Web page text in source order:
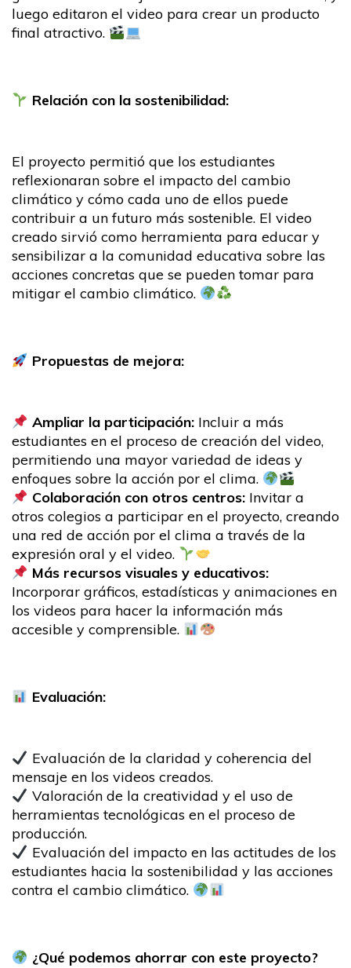
luego editaron el video para crear un producto
final atractivo.
Relación con la sostenibilidad:
El proyecto permitió que los estudiantes
reflexionaran sobre el impacto del cambio
climático y cómo cada uno de ellos puede
contribuir a un futuro más sostenible. El video
creado sirvió como herramienta para educar y
sensibilizar a la comunidad educativa sobre las
acciones concretas que se pueden tomar para
mitigar el cambio climático.
Propuestas de mejora:
Ampliar la participación:Incluir a más
estudiantes en el proceso de creación del video,
permitiendo una mayor variedad de ideas y
enfoques sobre la acción por el clima.
Colaboración con otros centros:Invitar a
otros colegios a participar en el proyecto, creando
una red de acción por el clima a través de la
expresión oral y el video.
Más recursos visuales y educativos:
Incorporar gráficos, estadísticas y animaciones en
los videos para hacer la información más
accesible y comprensible.
Evaluación:
Evaluación de la claridad y coherencia del
mensaje en los videos creados.
Valoración de la creatividad y el uso de
herramientas tecnológicas en el proceso de
producción.
Evaluación del impacto en las actitudes de los
estudiantes hacia la sostenibilidad y las acciones
contra el cambio climático.
¿Qué podemos ahorrar con este proyecto?